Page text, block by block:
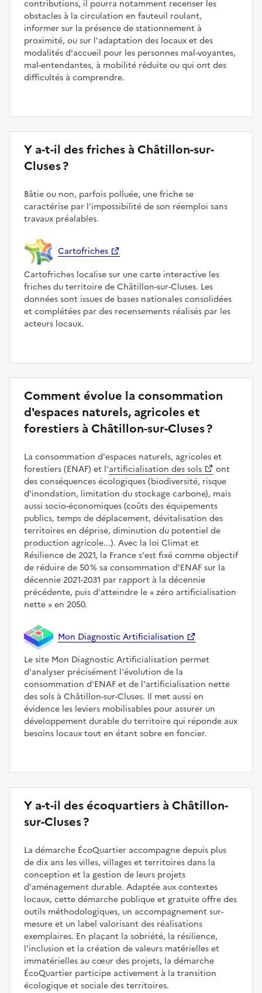
contributions, il pourra notamment recenser les
obstacles à la circulation en fauteuil roulant,
informer sur la présence de stationnement à
proximité, ou sur l'adaptation des locaux et des
modalités d'accueil pour les personnes mal-voyantes,
mal-entendantes, à mobilité réduite ou qui ont des
difficultés à comprendre.
Y a-t-il des friches à Châtillon-sur-
Cluses ?
Bâtie ou non, parfois polluée, une friche se
caractérise par l'impossibilité de son réemploi sans
travaux préalables.
Cartofriches
Cartofriches localise sur une carte interactive les
friches du territoire de Châtillon-sur-Cluses. Les
données sont issues de bases nationales consolidées
et complétées par des recensements réalisés par les
acteurs locaux.
Comment évolue la consommation
d'espaces naturels, agricoles et
forestiers à Châtillon-sur-Cluses ?
La consommation d'espaces naturels, agricoles et
forestiers (ENAF) et l’artificialisation des sols
ont
des conséquences écologiques (biodiversité, risque
d'inondation, limitation du stockage carbone), mais
aussi socio-économiques (coûts des équipements
publics, temps de déplacement, dévitalisation des
territoires en déprise, diminution du potentiel de
production agricole...). Avec la loi Climat et
Résilience de 2021, la France s'est fixé comme objectif
de réduire de 50 % sa consommation d'ENAF sur la
décennie 2021-2031 par rapport à la décennie
précédente, puis d'atteindre le
zéro artificialisation
nette
en 2050.
Mon Diagnostic Artificialisation
Le site Mon Diagnostic Artificialisation permet
d'analyser précisément l'évolution de la
consommation d'ENAF et de l'artificialisation nette
des sols à Châtillon-sur-Cluses. Il met aussi en
évidence les leviers mobilisables pour assurer un
développement durable du territoire qui réponde aux
besoins locaux tout en étant sobre en foncier.
Y a-t-il des écoquartiers à Châtillon-
sur-Cluses ?
La démarche ÉcoQuartier accompagne depuis plus
de dix ans les villes, villages et territoires dans la
conception et la gestion de leurs projets
d'aménagement durable. Adaptée aux contextes
locaux, cette démarche publique et gratuite offre des
outils méthodologiques, un accompagnement sur-
mesure et un label valorisant des réalisations
exemplaires. En plaçant la sobriété, la résilience,
l'inclusion et la création de valeurs matérielles et
immatérielles au cœur des projets, la démarche
ÉcoQuartier participe activement à la transition
écologique et sociale des territoires.